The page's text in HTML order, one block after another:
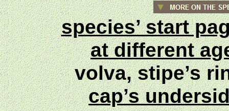
species’ start
at different
volva, stipe’s
cap’s